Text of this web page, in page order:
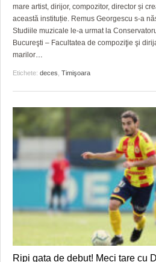
mare artist, dirijor, compozitor, director și
această instituție. Remus Georgescu s-a
Studiile muzicale le-a urmat la
Bucureşti – Facultatea de compoziţie şi
marilor…
Etichete: deces Timişoara
Ripi gata de debut! Meci tare cu